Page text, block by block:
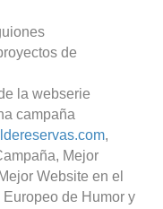
de
la webserie
campaña
,
Mejor
Website en el
Europeo de Humor y